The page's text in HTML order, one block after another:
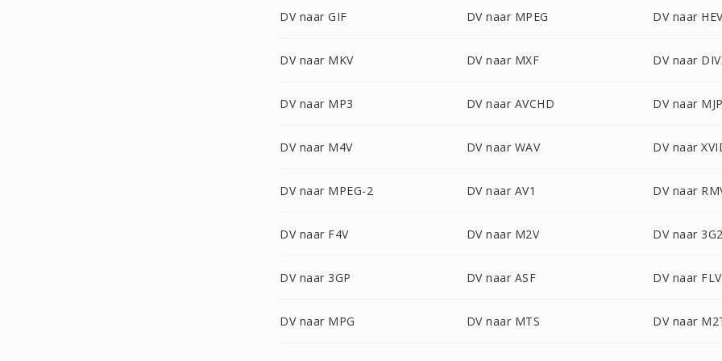
DV naar GIF DV naar MPEG DV naar
DV naar MKV DV naar MXF DV naar
DV naar MP3 DV naar AVCHD DV naar
DV naar M4V DV naar WAV DV naar
DV naar MPEG-2 DV naar AV1 DV naar
DV naar F4V DV naar M2V DV naar 3G2
DV naar 3GP DV naar ASF DV naar FLV
DV naar MPG DV naar MTS DV naar